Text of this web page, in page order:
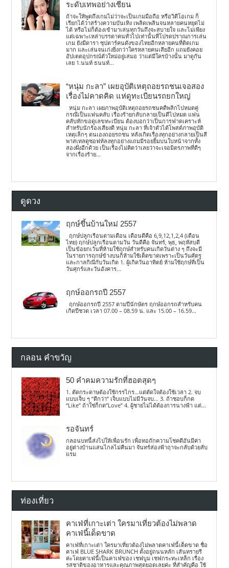
ระดับเทพอย่างเซียน
ถ้าจะให้พูดถึงเกมไม่ว่าจะเป็นเกมมือถือ หรือวิดีโอเกม ก็
เรียกได้ว่าสร้างความบันเทิง เพลิดเพลินจนหลายคนหยุดไม่
ได้ หรือไม่ก็ต้องเข้ามาเล่นทุกวันถึงจะสบายใจ และไม่เพียง
แต่เฉพาะเหล่าบรรดาคนทั่วไปเท่านั้นที่โปรดปราณการเล่น
เกม ยังมีดารา ซุปตาร์คนดังของไทยอีกหลายคนที่ติดเกม
มาก และเล่นจนเก่งยิ่งกว่าใครหลายคนเสียอีก แถมยังคอย
อัปเดตอุปกรณ์ตัวใหม่อยู่เสมอ ว่าแต่มีใครบ้างนั้น มาดูกัน
เลย 1.นนท์ ธนนท์...
“หนุ่ม กะลา” เผยอุบัติเหตุถอยรถชนเจอสอง
เรื่องไม่คาดคิด แห่ดูทะเบียนรถยกใหญ่
หนุ่ม กะลา เผยภาพอุบัติเหตุถอยรถชนคดีพลิกไปหมดคู่
กรณีเป็นแฟนคลับ เรื่องร้ายกลับกลายเป็นดีไปหมด แฟน
คลับทักขอดูเลขทะเบียน ต้องบอกว่าเป็นการฟาดเคราะห์
สำหรับนักร้องเสียงดี หนุ่ม กะลา ที่เจ้าตัวได้โพสต์ภาพอุบัติ
เหตุเล็กๆ ตนเองถอยรถชน หลังเกิดเรื่องทุกอย่างกลายเป็นสี
พาสเทลดูซอฟท์ลงทุกอย่างแถมมีรอยยิ้มบนใบหน้าจากทั้ง
สองฝั่งอีกด้วย เป็นเรื่องไม่คิดว่าเลยว่าจะเจอมิตรภาพที่ดีๆ
จากเรื่องร้าย...
ดูดวง
ฤกษ์ขึ้นบ้านใหม่ 2557
ฤกษ์ปลูกเรือนตามเดือน เดือนดีคือ 6,9,12,1,2,4 (เดือน
ไทย) ฤกษ์ปลูกเรือนตามวัน วันดีคือ จันทร์, พุธ, พฤหัสบดี
เป็นข้อยกเว้นที่ห้ามใช้ฤกษ์สำหรับคนเกิดวันต่าง ๆ ถึงจะมี
ในรายการฤกษ์ข้างบนก็ห้ามใช้เด็ดขาดเพราะเป็นวันศัตรู
และกาลกิณีกับวันเกิด 1. ผู้เกิดวันอาทิตย์ ห้ามใช้ฤกษ์ที่เป็น
วันศุกร์และวันอังคาร...
ฤกษ์ออกรถปี 2557
ฤกษ์ออกรถปี 2557 ตามปีนักษัตร ฤกษ์ออกรถสำหรับคน
เกิดปีชวด เวลา 07.00 – 08.59 น. และ 15.00 – 16.59...
กลอน คำขวัญ
50 คำคมความรักที่ฮอตสุดๆ
1. ตัดกระดาษต้องใช้กรรไกร…แต่ตัดใจต้องใช้เวลา 2. จบ
แบบเจ็บ ๆ “ดีกว่า” เจ็บแบบไม่มีวันจบ… 3. ถ้าชอบก็กด
“Like” ถ้าใช่ก็กด”Love” 4. ผู้ชายไม่ได้ต้องการนางฟ้า แต่...
รอจันทร์
กลอนบทนี้ส่งไปให้เพื่อนรัก เพื่อทอถักความโชคดีอันมีค่า
อยู่ต่างบ้านแสนไกลไม่คืนมา จันทร์ส่องฟ้าฤาจะกลับด้วยลับ
แรม
ท่องเที่ยว
คาเฟ่ที่เกาะเต่า ใครมาเที่ยวต้องไม่พลาด
คาเฟ่นี้เด็ดขาด
คาเฟ่ที่เกาะเต่า ใครมาเที่ยวต้องไม่พลาดคาเฟ่นี้เด็ดขาด ชื่อ
คาเฟ่ BLUE SHARK BRUNCH ตั้งอยู่ถนนหลัก เส้นทรายรี
ค่ะโดยคาเฟ่นี้เป็นคาเฟ่ของ เชฟบูม เชฟกระทะเหล็ก เรื่อง
รสชาติของอาหารและคุณภาพสุดยอดเลยค่ะ ที่สำคัญคือ ใช้